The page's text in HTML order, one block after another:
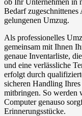
Bedarf zugeschnittenes
gelungenen Umzug.
Als professionelles
gemeinsam mit Ihnen
genaue Inventarliste,
und eine verlässliche
erfolgt durch
sicheren Handling
mitbringen. So werden
Computer genauso
Erinnerungsstücke.